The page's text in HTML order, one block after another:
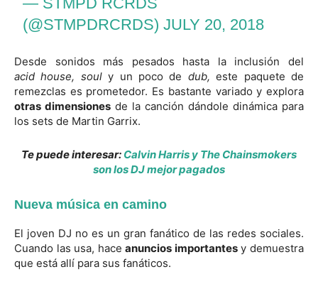
(@STMPDRCRDS)JULY 20, 2018
Desde sonidos más pesados hasta la inclusión del
acid house, souly un poco de dub, este paquete de
remezclas es prometedor. Es bastante variado y explora
otras dimensiones de la canción dándole dinámica para
los sets de Martin Garrix.
Te puede interesar: Calvin Harris y The Chainsmokers
son los DJ mejor pagados
Nueva música en camino
El joven DJ no es un gran fanático de las redes sociales.
Cuando las usa, haceanuncios importantesy demuestra
que está allí para sus fanáticos.